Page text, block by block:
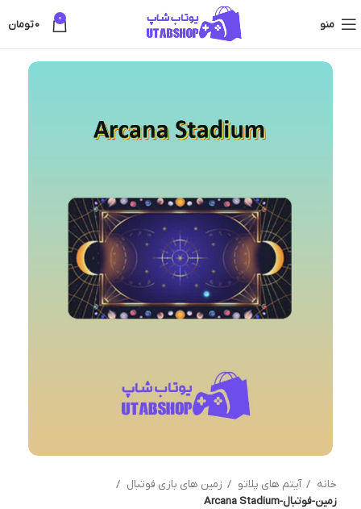
منو 0
0تومان
خانه آیتم های پلاتو
زمین های بازی فوتبال
زمین-فوتبال-Arcana Stadium